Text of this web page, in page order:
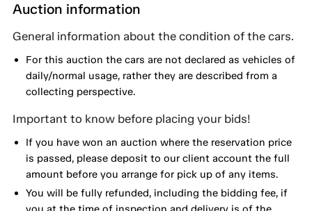
Auction information
General information about the condition of the cars.
For this auction the cars are not declared as vehicles of
daily/normal usage, rather they are described from a
collecting perspective.
Important to know before placing your bids!
If you have won an auction where the reservation price
is passed, please deposit to our client account the full
amount before you arrange for pick up of any items.
You will be fully refunded, including the bidding fee, if